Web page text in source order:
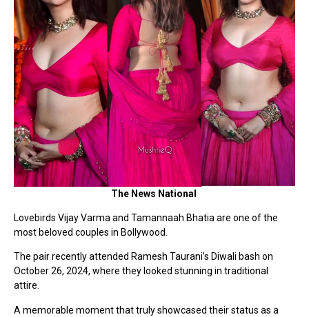
The News National
Lovebirds Vijay Varma and Tamannaah Bhatia are one of the
most beloved couples in Bollywood.
The pair recently attended Ramesh Taurani’s Diwali bash on
October 26, 2024, where they looked stunning in traditional
attire.
A memorable moment that truly showcased their status as a